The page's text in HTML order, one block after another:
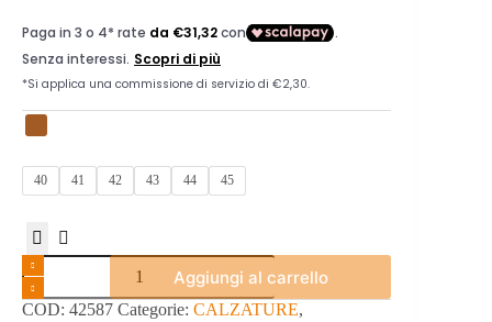
40 41 42 43 44 45
POLACCO
LACCI
-
Aggiungi al carrello
COD: 42587 Categorie: CALZATURE,